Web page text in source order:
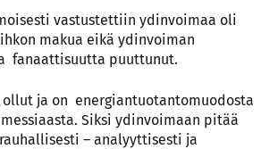
vastustettiin ydinvoimaa oli
makua eikä ydinvoiman
fanaattisuutta puuttunut.
ollut ja on energiantuotantomuodosta
Siksi ydinvoimaan pitää
– analyyttisesti ja